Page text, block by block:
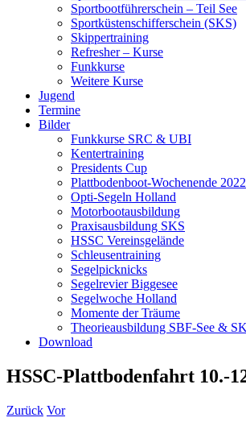
Sportbootführerschein – Teil See
Sportküstenschifferschein (SKS)
Skippertraining
Refresher – Kurse
Funkkurse
Weitere Kurse
Jugend
Termine
Bilder
Funkkurse SRC & UBI
Kentertraining
Presidents Cup
Plattbodenboot-Wochenende 2022
Opti-Segeln Holland
Motorbootausbildung
Praxisausbildung SKS
HSSC Vereinsgelände
Schleusentraining
Segelpicknicks
Segelrevier Biggesee
Segelwoche Holland
Momente der Träume
Theorieausbildung SBF-See &
Download
HSSC-Plattbodenfahrt 10.-
Zurück Vor